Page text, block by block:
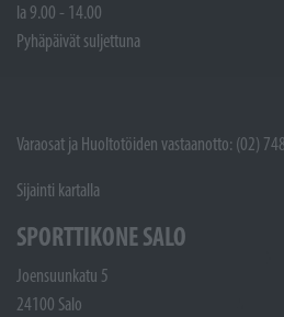
la 9.00 - 14.00
Pyhäpäivät suljettuna
Varaosat ja Huoltotöiden vastaanotto: (02)
Sijainti kartalla
SPORTTIKONE SALO
Joensuunkatu 5
24100 Salo